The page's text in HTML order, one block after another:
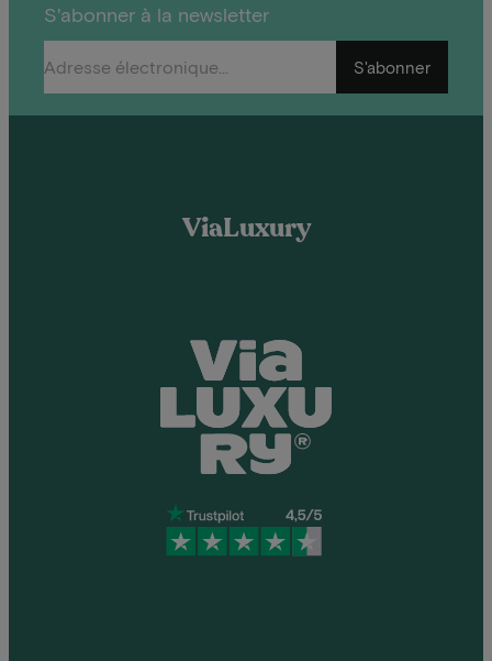
S'abonner à la newsletter
S'abonner
ViaLuxury